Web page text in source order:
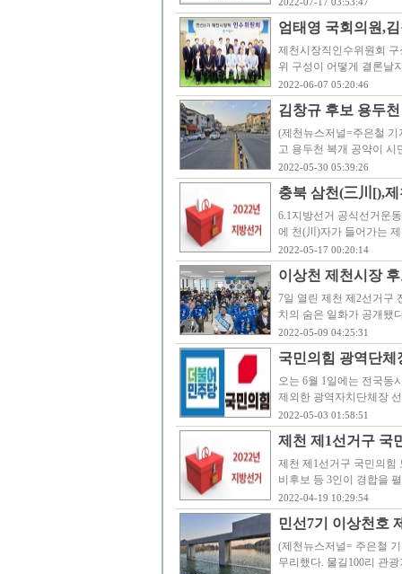
엄태영 국회의원,
제천시장직인수위원회
위 구성이 어떻게 결론날
2022-06-07 05:20:46
김창규 후보 용두
(제천뉴스저널=주은철 기
고 용두천 복개 공약이
2022-05-30 05:39:26
충북 삼천(三川[),
6.1지방선거 공식선거운
에 천(川)자가 들어가는
2022-05-17 00:20:14
이상천 제천시장
7일 열린 제천 제2선거구
치의 숨은 일화가 공개됐
2022-05-09 04:25:31
국민의힘 광역단
오는 6월 1일에는 전국동
제외한 광역자치단체장
2022-05-03 01:58:51
제천 제1선거구 국
제천 제1선거구 국민의힘
비후보 등 3인이 경합을
2022-04-19 10:29:54
민선7기 이상천호
(제천뉴스저널= 주은철
무리했다. 물길100리 관